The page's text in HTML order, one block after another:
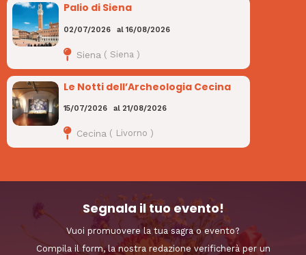
Palio di Siena
02/07/2026 al16/08/2026
Siena ( Siena )
Le Notti dell’Archeologia Cecina
15/07/2026 al 21/08/2026
Cecina ( Livorno )
Segnala il tuo evento!
Vuoi promuovere la tua sagra o evento?
Compila il form, la nostra redazione verificherà per un